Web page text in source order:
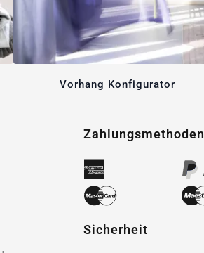
Vorhang Konfigurator
Zahlungsmethoden
Sicherheit